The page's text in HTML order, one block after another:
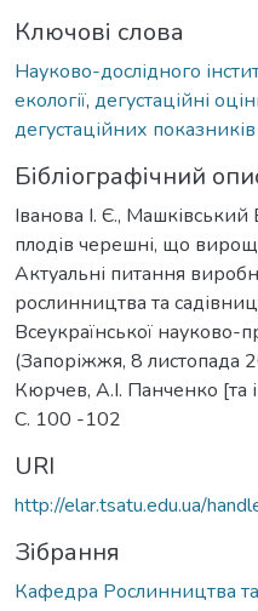
Ключові слова
Науково-дослідного
екології, дегустаційні
дегустаційних
Бібліографічний
Іванова І. Є.,
плодів черешні, що
Актуальні питання
рослинництва та
Всеукраїнської науково-
(Запоріжжя, 8 листопада
Кюрчев, А.І. Панченко
С. 100 -102
URI
http://elar.tsatu.edu.ua/
Зібрання
Кафедра Рослинництва